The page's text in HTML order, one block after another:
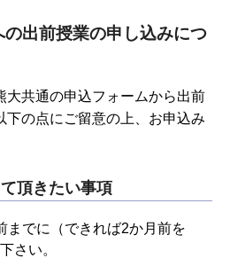
出前授業の申し込みにつ
共通の申込フォームから出前
下の点にご留意の上、お申込み
頂きたい事項
までに（できれば2か月前を
さい。
一般・企業の方